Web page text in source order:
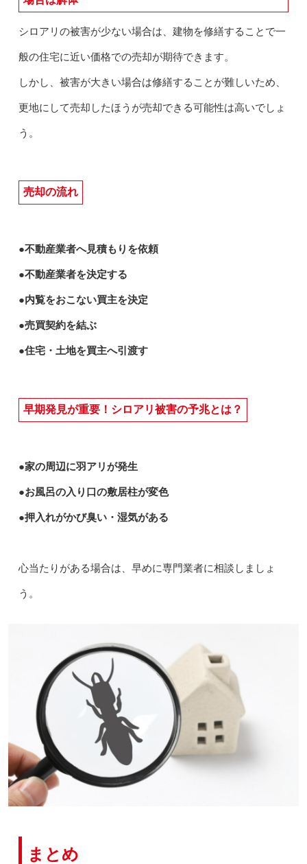
シロアリの被害が少ない場合は、建物を修繕することで一
般の住宅に近い価格での売却が期待できます。
しかし、被害が大きい場合は修繕することが難しいため、
更地にして売却したほうが売却できる可能性は高いでしょ
う。
売却の流れ
●不動産業者へ見積もりを依頼
●不動産業者を決定する
●内覧をおこない買主を決定
●売買契約を結ぶ
●住宅・土地を買主へ引渡す
早期発見が重要！シロアリ被害の予兆とは？
●家の周辺に羽アリが発生
●お風呂の入り口の敷居柱が変色
●押入れがかび臭い・湿気がある
心当たりがある場合は、早めに専門業者に相談しましょ
う。
まとめ